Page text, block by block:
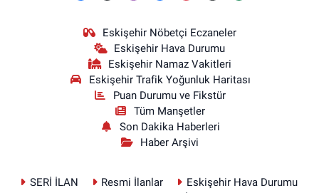
Eskişehir Nöbetçi Eczaneler
Eskişehir Hava Durumu
Eskişehir Namaz Vakitleri
Eskişehir Trafik Yoğunluk Haritası
Puan Durumu ve Fikstür
Tüm Manşetler
Son Dakika Haberleri
Haber Arşivi
SERİ İLAN Resmi İlanlar
Eskişehir Hava Durumu